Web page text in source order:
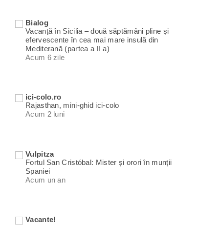
Bialog
Vacanță în Sicilia – două săptămâni pline și
efervescente în cea mai mare insulă din
Mediterană (partea a II a)
Acum 6 zile
ici-colo.ro
Rajasthan, mini-ghid ici-colo
Acum 2 luni
Vulpitza
Fortul San Cristóbal: Mister și orori în munții
Spaniei
Acum un an
Vacante!